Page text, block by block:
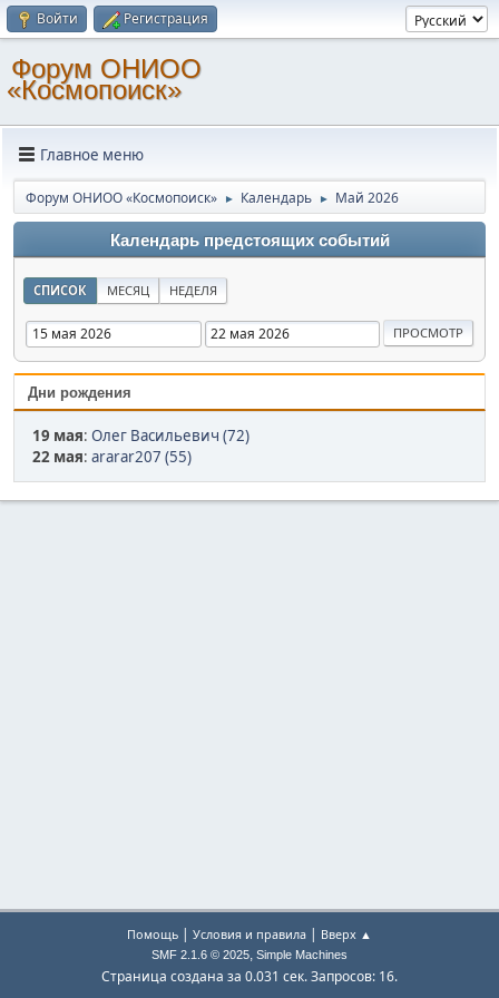
Войти Регистрация
Форум ОНИОО
«Космопоиск»
Главное меню
Форум ОНИОО «Космопоиск» ► Календарь ► Май 2026
Календарь предстоящих событий
СПИСОК МЕСЯЦ НЕДЕЛЯ
Дни рождения
19 мая: Олег Васильевич (72)
22 мая: ararar207 (55)
Помощь | Условия и правила | Вверх ▲
SMF 2.1.6 © 2025, Simple Machines
Страница создана за 0.031 сек. Запросов: 16.